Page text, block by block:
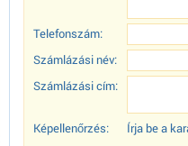
Telefonszám:
Számlázási név:
Számlázási cím:
Képellenőrzés: Írja be a